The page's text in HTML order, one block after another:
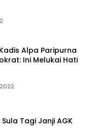
Alpa Paripurna
Ini Melukai Hati
Tagi Janji AGK